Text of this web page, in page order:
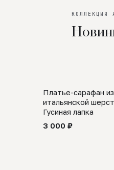
КОЛЛЕКЦИЯ
SALE
Платье-сарафан из
итальянской
Гусиная лапка
3 000 ₽